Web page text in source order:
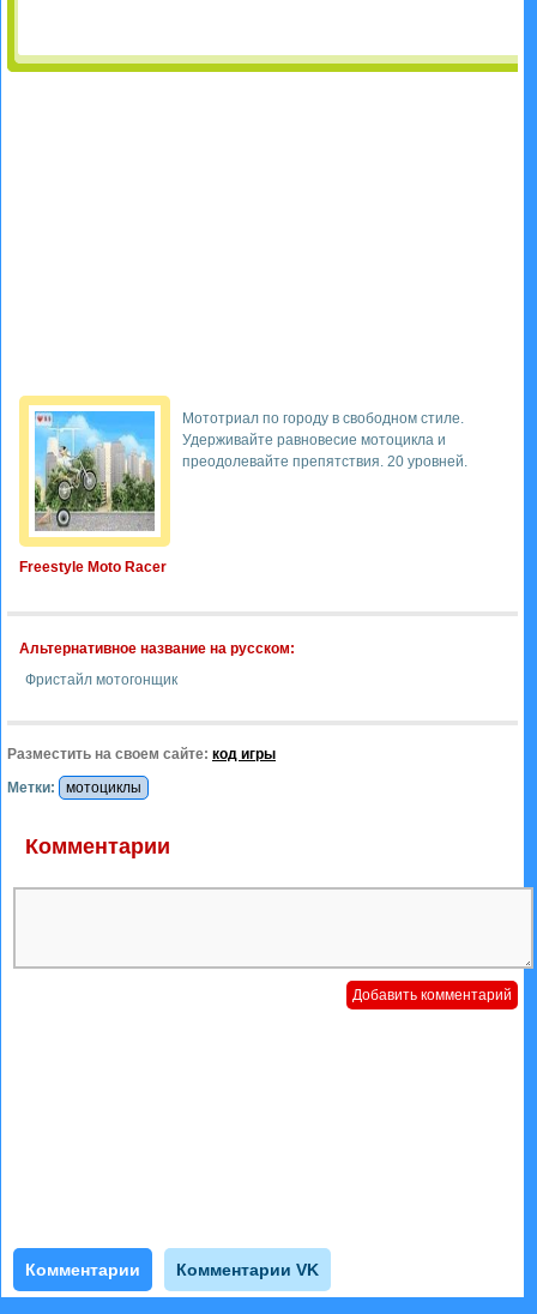
Freestyle Moto Racer
Мототриал по городу в свободном стиле.
Удерживайте равновесие мотоцикла и
преодолевайте препятствия. 20 уровней.
Альтернативное название на русском:
Фристайл мотогонщик
Разместить на своем сайте: код игры
Метки:
мотоциклы
Комментарии
Комментарии Комментарии VK